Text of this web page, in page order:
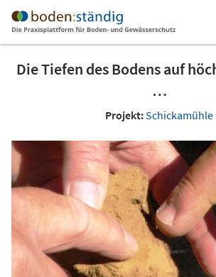
Die Tiefen des Bodens auf
…
Projekt:Schickamühle